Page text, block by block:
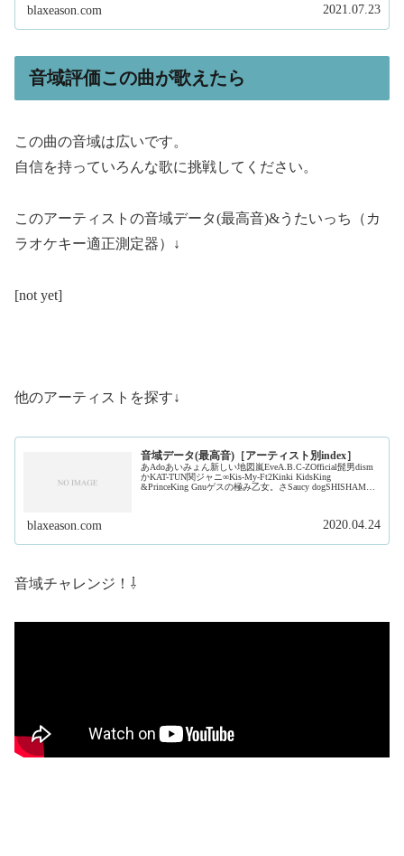
blaxeason.com 2021.07.23
音域評価この曲が歌えたら
この曲の音域は広いです。
自信を持っていろんな歌に挑戦してください。
このアーティストの音域データ(最高音)&うたいっち（カ
ラオケキー適正測定器）↓
[not yet]
他のアーティストを探す↓
音域データ(最高音)［アーティスト別index］
あAdoあいみょん新しい地図嵐EveA.B.C-ZOfficial髭男dism
かKAT-TUN関ジャニ∞Kis-My-Ft2Kinki KidsKing
&PrinceKing Gnuゲスの極み乙女。さSaucy dogSHISHAMO
blaxeason.com 2020.04.24
音域チャレンジ！⇩